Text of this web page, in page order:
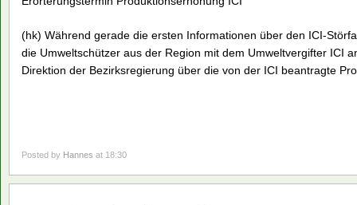
(hk) Während gerade die ersten Informationen über den ICI-
die Umweltschützer aus der Region mit dem Umweltvergifter ICI
Direktion der Bezirksregierung über die von der ICI beantragte
Posted by Hannes at 18:30